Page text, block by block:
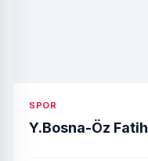
SPOR
Y.Bosna-Öz Fatih